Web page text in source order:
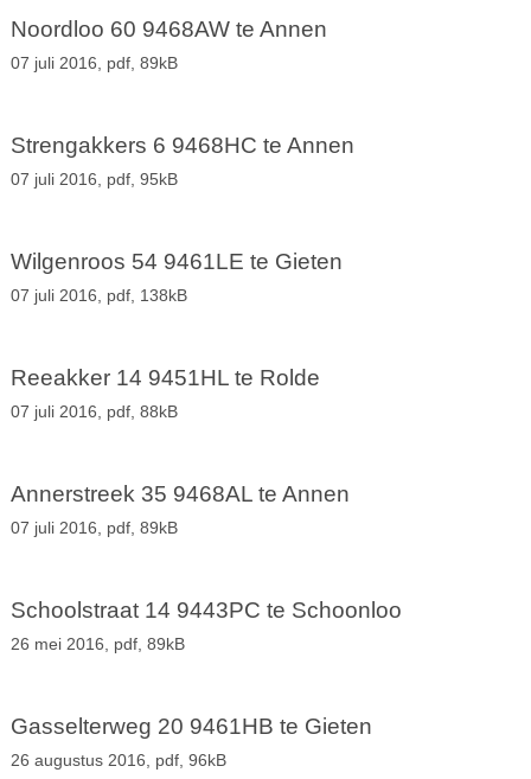
Noordloo 60 9468AW te Annen
07 juli 2016, pdf, 89kB
Strengakkers 6 9468HC te Annen
07 juli 2016, pdf, 95kB
Wilgenroos 54 9461LE te Gieten
07 juli 2016, pdf, 138kB
Reeakker 14 9451HL te Rolde
07 juli 2016, pdf, 88kB
Annerstreek 35 9468AL te Annen
07 juli 2016, pdf, 89kB
Schoolstraat 14 9443PC te Schoonloo
26 mei 2016, pdf, 89kB
Gasselterweg 20 9461HB te Gieten
26 augustus 2016, pdf, 96kB